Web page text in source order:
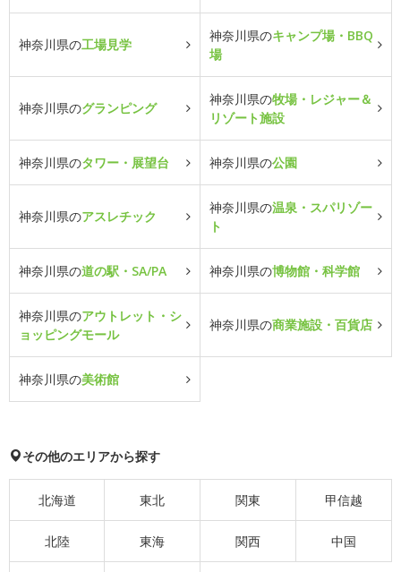
神奈川県の工場見学
神奈川県のキャンプ場・BBQ
場
神奈川県のグランピング
神奈川県の牧場・レジャー＆
リゾート施設
神奈川県のタワー・展望台 神奈川県の公園
神奈川県のアスレチック
神奈川県の温泉・スパリゾー
ト
神奈川県の道の駅・SA/PA 神奈川県の博物館・科学館
神奈川県のアウトレット・シ
ョッピングモール
神奈川県の商業施設・百貨店
神奈川県の美術館
その他のエリアから探す
北海道 東北 関東 甲信越
北陸 東海 関西 中国